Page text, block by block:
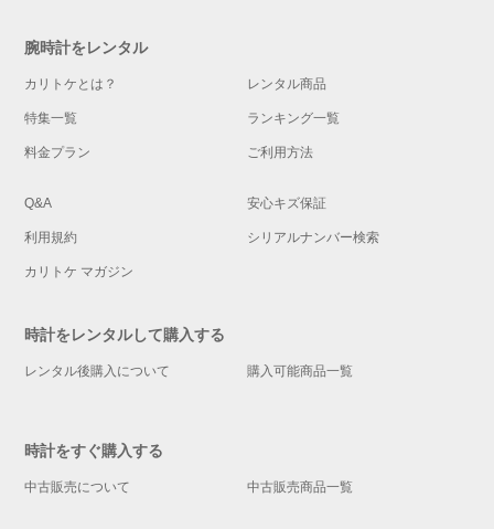
腕時計をレンタル
カリトケとは？ レンタル商品
特集一覧 ランキング一覧
料金プラン ご利用方法
Q&A 安心キズ保証
利用規約 シリアルナンバー検索
カリトケ マガジン
時計をレンタルして購入する
レンタル後購入について 購入可能商品一覧
時計をすぐ購入する
中古販売について 中古販売商品一覧